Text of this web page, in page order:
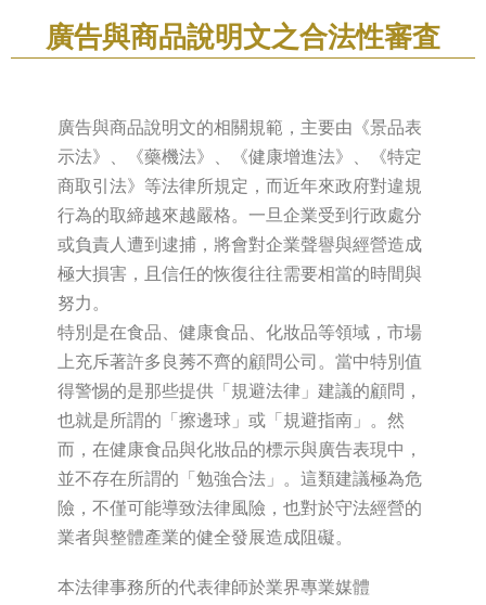
廣告與商品說明文之合法性審査
廣告與商品說明文的相關規範，主要由《景品表
示法》、《藥機法》、《健康增進法》、《特定
商取引法》等法律所規定，而近年來政府對違規
行為的取締越來越嚴格。一旦企業受到行政處分
或負責人遭到逮捕，將會對企業聲譽與經營造成
極大損害，且信任的恢復往往需要相當的時間與
努力。
特別是在食品、健康食品、化妝品等領域，市場
上充斥著許多良莠不齊的顧問公司。當中特別值
得警惕的是那些提供「規避法律」建議的顧問，
也就是所謂的「擦邊球」或「規避指南」。然
而，在健康食品與化妝品的標示與廣告表現中，
並不存在所謂的「勉強合法」。這類建議極為危
險，不僅可能導致法律風險，也對於守法經營的
業者與整體產業的健全發展造成阻礙。
本法律事務所的代表律師於業界專業媒體